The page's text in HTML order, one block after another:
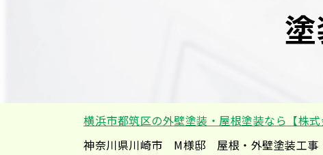
横浜市都筑区の外壁塗装・屋根塗装なら【株式
神奈川県川崎市 M様邸 屋根・外壁塗装工事